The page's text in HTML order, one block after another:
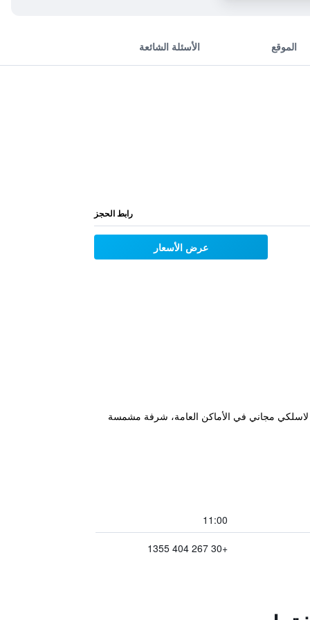
الموقع الأسئلة الشائعة
رابط الحجز
عرض الأسعار
لاسلكي مجاني في الأماكن العامة، شرفة مشمسة
11:00
+30 267 404 1355